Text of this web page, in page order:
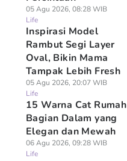
05 Agu 2026, 08:28 WIB
Life
Inspirasi Model
Rambut Segi Layer
Oval, Bikin Mama
Tampak Lebih Fresh
05 Agu 2026, 20:07 WIB
Life
15 Warna Cat Rumah
Bagian Dalam yang
Elegan dan Mewah
06 Agu 2026, 09:28 WIB
Life